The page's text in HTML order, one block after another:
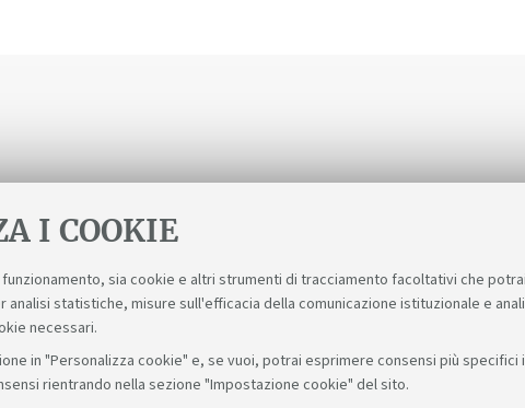
I COOKIE
sia cookie e altri strumenti di tracciamento facoltativi che
statistiche, misure sull'efficacia della comunicazione istituzionale e
necessari.
in "Personalizza cookie" e, se vuoi, potrai esprimere consensi più specifici
rientrando nella sezione "Impostazione cookie" del sito.